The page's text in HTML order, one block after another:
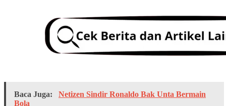
Baca Juga:
Netizen Sindir Ronaldo Bak Unta Bermain
Bola